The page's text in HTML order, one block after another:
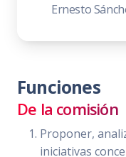
Ernesto
Funciones
De la comisión
Proponer,
iniciativas